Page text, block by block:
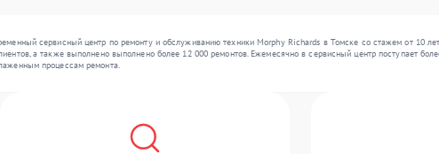
сервисный центр по ремонту и обслуживанию техники Morphy Richards в Томске со стажем от 10
а также выполнено выполнено более 12 000 ремонтов. Ежемесячно в сервисный центр поступает
процессам ремонта.